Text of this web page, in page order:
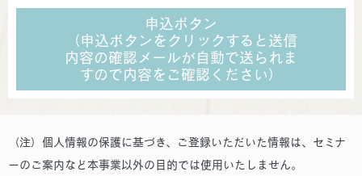
申込ボタン
（申込ボタンをクリックすると送信
内容の確認メールが自動で送られま
すので内容をご確認ください）
（注）個人情報の保護に基づき、ご登録いただいた情報は、セミナ
ーのご案内など本事業以外の目的では使用いたしません。